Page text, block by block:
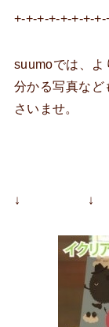
+-+-+-+-+-+-+-
suumoでは、よ
分かる写真など
さいませ。
↓